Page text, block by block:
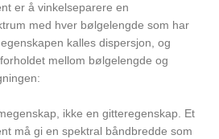
er å vinkelseparere en
med hver bølgelengde som har
kalles dispersjon, og
mellom bølgelengde og
ikke en gitteregenskap. Et
må gi en spektral båndbredde som